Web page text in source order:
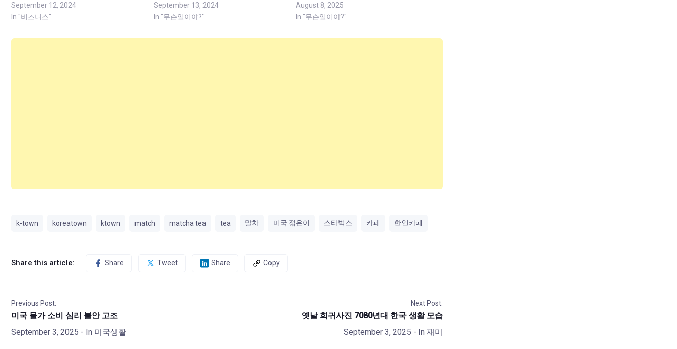
September 12, 2024
In "비즈니스"
September 13, 2024
In "무슨일이야?"
August 8, 2025
In "무슨일이야?"
k-town koreatown ktown match matcha tea tea 말차 미국 젊은이 스타벅스 카페 한인카페
Share this article: Share Tweet Share Copy
Previous Post:
미국 물가 소비 심리 불안 고조
September 3, 2025 - In 미국생활
Next Post:
옛날 희귀사진 7080년대 한국 생활 모습
September 3, 2025 - In 재미